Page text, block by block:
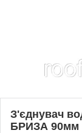
З'єднувач
БРИЗА 90мм